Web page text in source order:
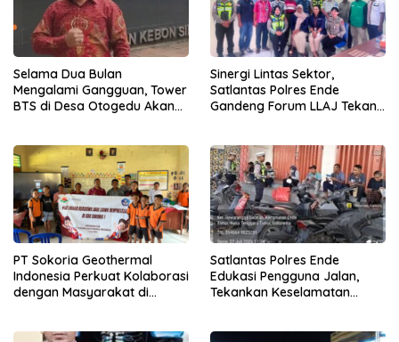
Selama Dua Bulan
Mengalami Gangguan, Tower
BTS di Desa Otogedu Akan
Sinergi Lintas Sektor,
Satlantas Polres Ende
Gandeng Forum LLAJ Tekan
PT Sokoria Geothermal
Indonesia Perkuat Kolaborasi
dengan Masyarakat di
Satlantas Polres Ende
Edukasi Pengguna Jalan,
Tekankan Keselamatan